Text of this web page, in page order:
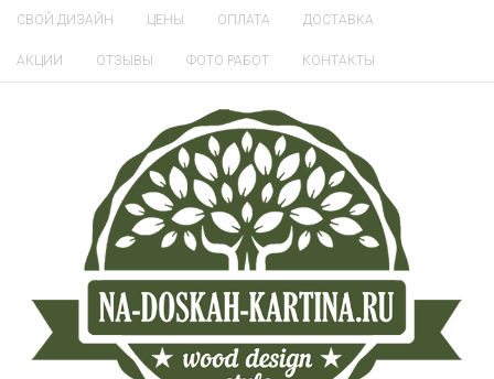
СВОЙ ДИЗАЙН ЦЕНЫ ОПЛАТА ДОСТАВКА
АКЦИИ ОТЗЫВЫ ФОТО РАБОТ КОНТАКТЫ